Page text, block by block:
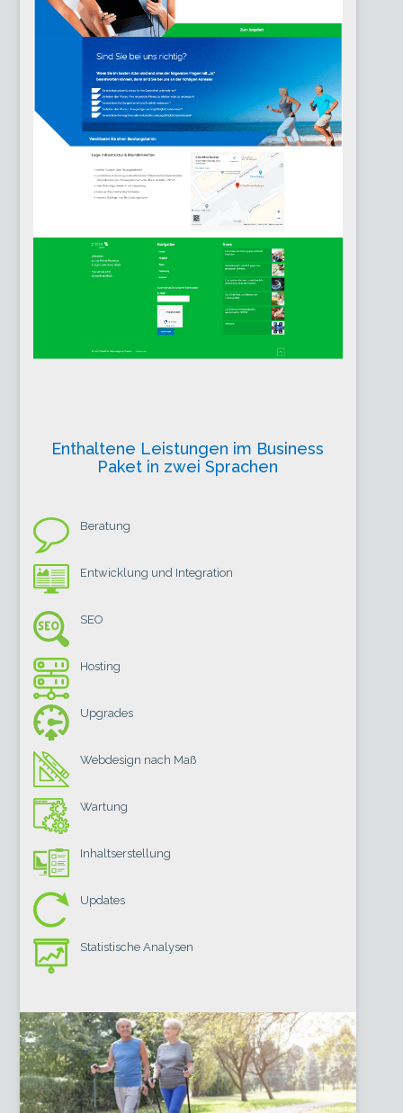
Enthaltene Leistungen im Business
Paket in zwei Sprachen
Beratung
Entwicklung und Integration
SEO
Hosting
Upgrades
Webdesign nach Maß
Wartung
Inhaltserstellung
Updates
Statistische Analysen